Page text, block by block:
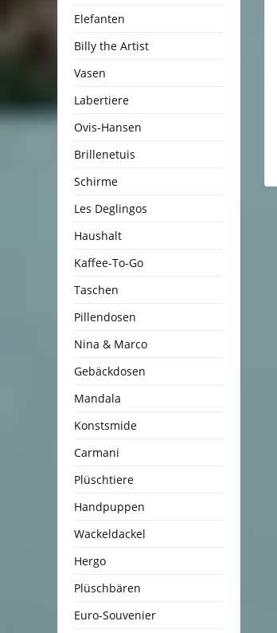
Elefanten
Billy the Artist
Vasen
Labertiere
Ovis-Hansen
Brillenetuis
Schirme
Les Deglingos
Haushalt
Kaffee-To-Go
Taschen
Pillendosen
Nina & Marco
Gebäckdosen
Mandala
Konstsmide
Carmani
Plüschtiere
Handpuppen
Wackeldackel
Hergo
Plüschbären
Euro-Souvenier